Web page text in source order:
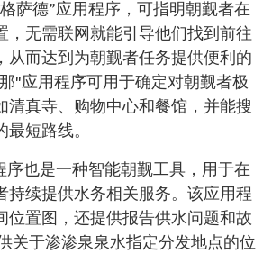
萨德”应用程序，可指明朝觐者在
，无需联网就能引导他们找到前往
从而达到为朝觐者任务提供便利的
"应用程序可用于确定对朝觐者极
清真寺、购物中心和餐馆，并能搜
短路线。
序也是一种智能朝觐工具，用于在
持续提供水务相关服务。该应用程
位置图，还提供报告供水问题和故
关于渗渗泉泉水指定分发地点的位